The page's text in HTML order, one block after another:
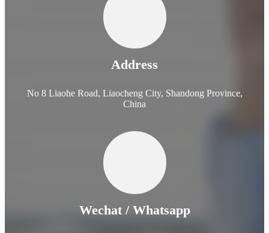
Address
No 8 Liaohe Road, Liaocheng City, Shandong Province,
China
Wechat / Whatsapp